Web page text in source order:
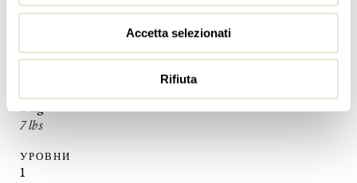
Accetta selezionati
Rifiuta
11inc
3kg
7lbs
УРОВНИ
1